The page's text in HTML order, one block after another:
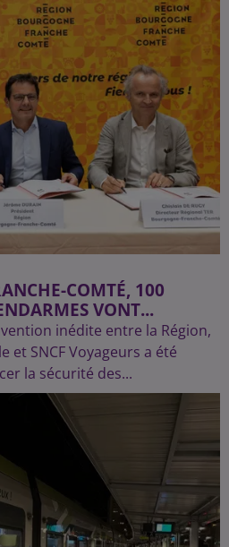
COMTÉ, 100
VONT...
inédite entre la Région,
et SNCF Voyageurs a été
la sécurité des...